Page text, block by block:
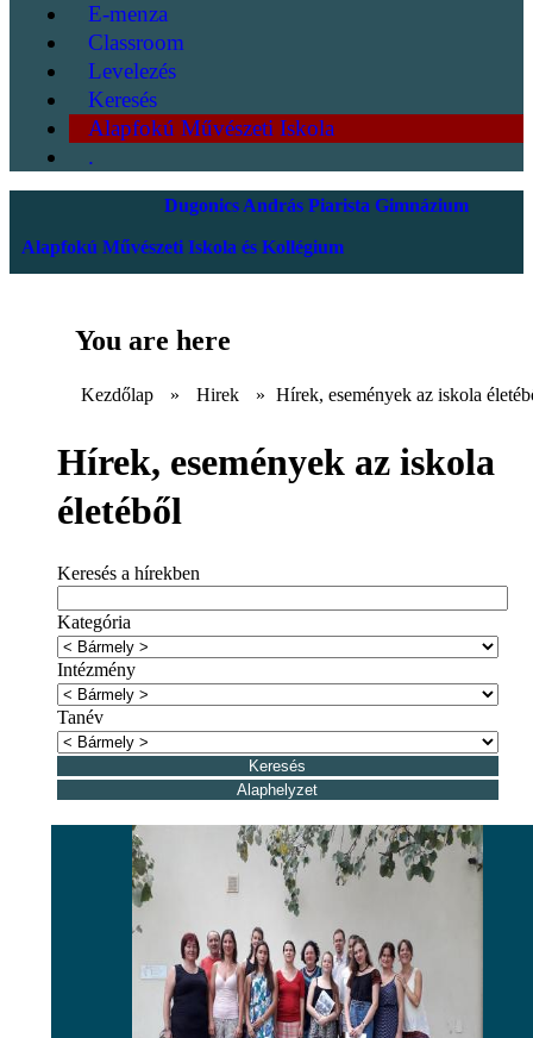
E-menza
Classroom
Levelezés
Keresés
Alapfokú Művészeti Iskola
.
Dugonics András Piarista Gimnázium
Alapfokú Művészeti Iskola és Kollégium
You are here
Kezdőlap » Hirek » Hírek, események az iskola
Hírek, események az iskola
életéből
Keresés a hírekben
Kategória
Intézmény
Tanév